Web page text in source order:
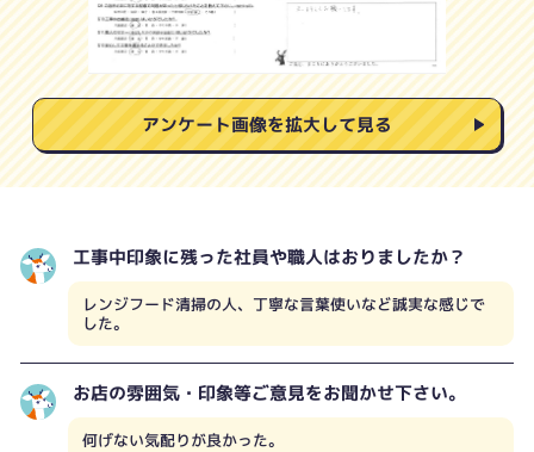
アンケート画像を拡大して見る
工事中印象に残った社員や職人はおりましたか？
レンジフード清掃の人、丁寧な言葉使いなど誠実な感じで
した。
お店の雰囲気・印象等ご意見をお聞かせ下さい。
何げない気配りが良かった。